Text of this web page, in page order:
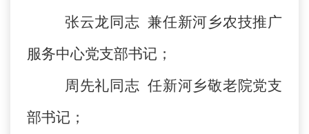
张云龙同志 兼任新河乡农技推广
服务中心党支部书记；
周先礼同志 任新河乡敬老院党支
部书记；